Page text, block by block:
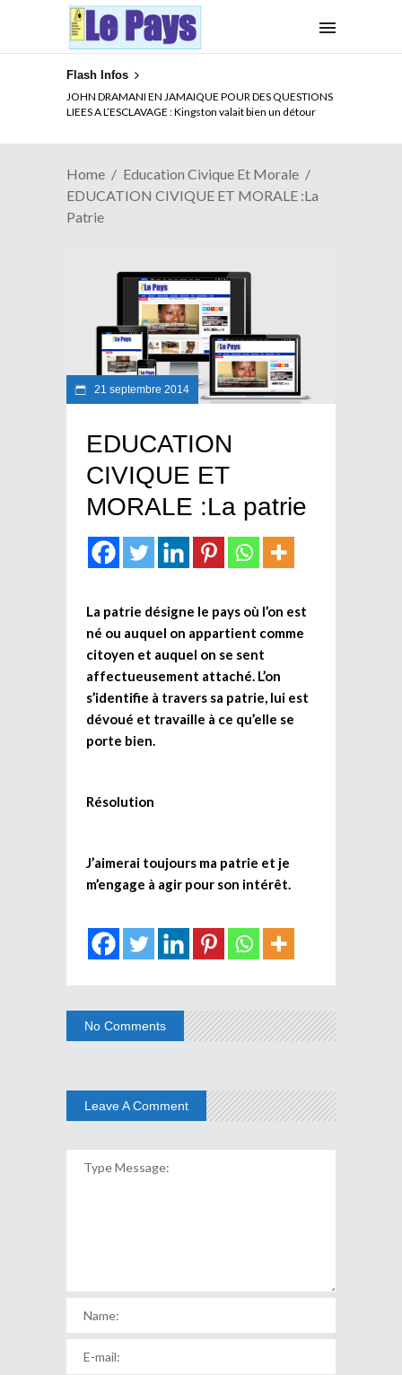
Flash Infos
JOHN DRAMANI EN JAMAIQUE POUR DES QUESTIONS
LIEES A L’ESCLAVAGE : Kingston valait bien un détour
Home
Education Civique Et Morale
EDUCATION CIVIQUE ET MORALE :La
Patrie
21 septembre 2014
EDUCATION
CIVIQUE ET
MORALE :La patrie
La patrie désigne le pays où l’on est
né ou auquel on appartient comme
citoyen et auquel on se sent
affectueusement attaché. L’on
s’identifie à travers sa patrie, lui est
dévoué et travaille à ce qu’elle se
porte bien.
Résolution
J’aimerai toujours ma patrie et je
m’engage à agir pour son intérêt.
No Comments
Leave A Comment